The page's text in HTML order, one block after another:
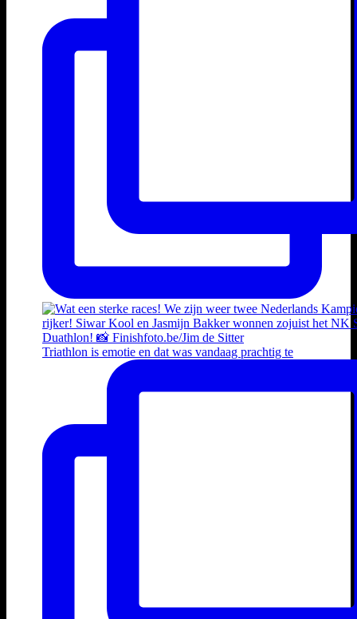
Triathlon is emotie en dat was vandaag prachtig te